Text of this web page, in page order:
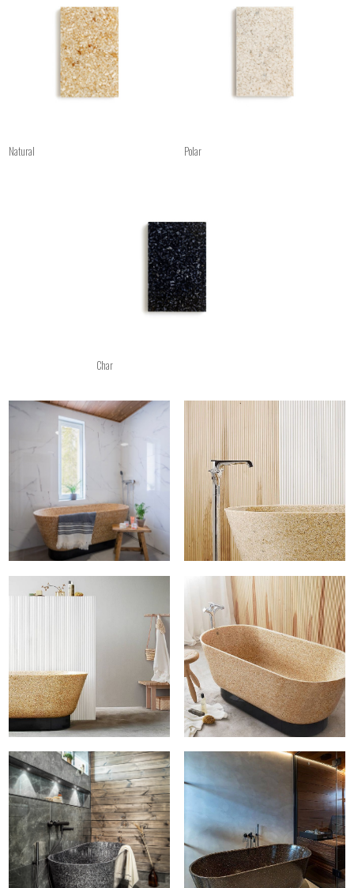
Natural Polar
Char